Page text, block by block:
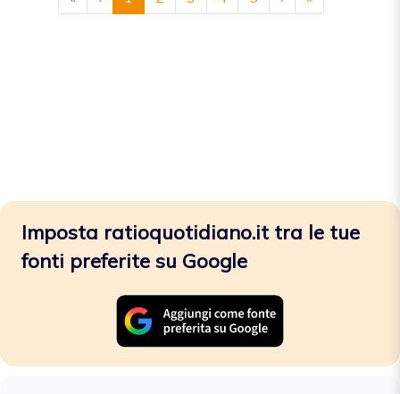
Imposta ratioquotidiano.it tra le tue
fonti preferite su Google